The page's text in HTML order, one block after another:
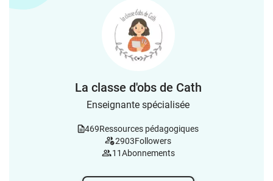
La classe d'obs de Cath
Enseignante spécialisée
469Ressources pédagogiques
2903Followers
11Abonnements